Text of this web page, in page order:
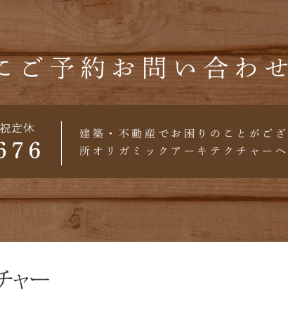
ご予約 お問い合わ
建築・不動産でお困りのことがご
所オリガミックアーキテクチャー